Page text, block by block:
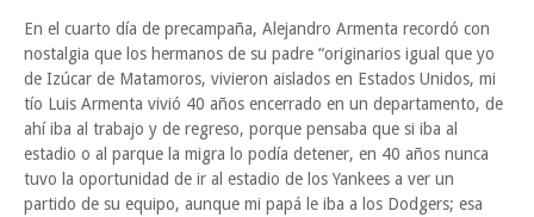
En el cuarto día de precampaña, Alejandro Armenta recordó con
nostalgia que los hermanos de su padre “originarios igual que yo
de Izúcar de Matamoros, vivieron aislados en Estados Unidos, mi
tío Luis Armenta vivió 40 años encerrado en un departamento, de
ahí iba al trabajo y de regreso, porque pensaba que si iba al
estadio o al parque la migra lo podía detener, en 40 años nunca
tuvo la oportunidad de ir al estadio de los Yankees a ver un
partido de su equipo, aunque mi papá le iba a los Dodgers; esa